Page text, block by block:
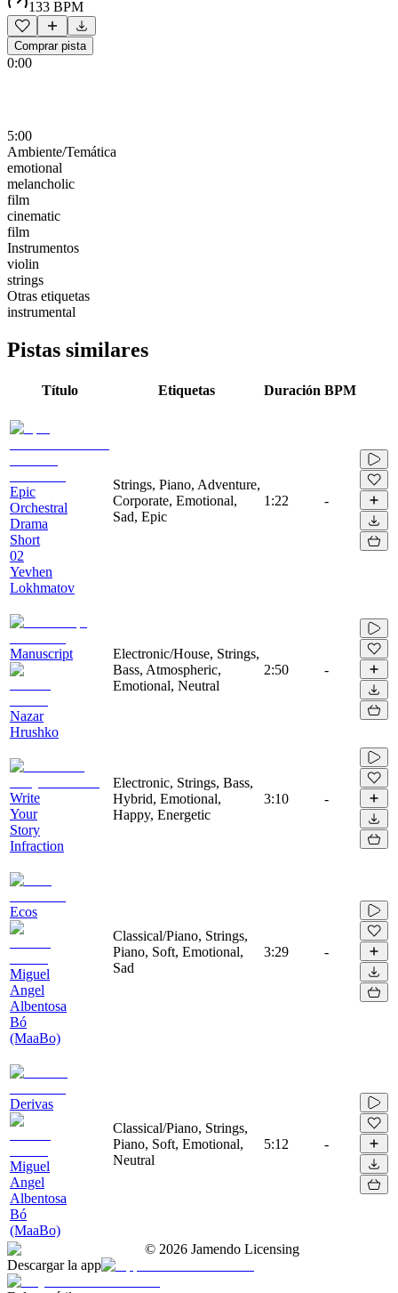
133 BPM
Comprar pista
0:00
5:00
Ambiente/Temática
emotional
melancholic
film
cinematic
film
Instrumentos
violin
strings
Otras etiquetas
instrumental
Pistas similares
Título Etiquetas Duración BPM
Epic
Orchestral
Drama
Short
02
Yevhen
Lokhmatov
Strings, Piano, Adventure,
Corporate, Emotional,
Sad, Epic
1:22 -
Manuscript
Nazar
Hrushko
Electronic/House, Strings,
Bass, Atmospheric,
Emotional, Neutral
2:50 -
Write
Your
Story
Infraction
Electronic, Strings, Bass,
Hybrid, Emotional,
Happy, Energetic
3:10 -
Ecos
Miguel
Angel
Albentosa
Bó
(MaaBo)
Classical/Piano, Strings,
Piano, Soft, Emotional,
Sad
3:29 -
Derivas
Miguel
Angel
Albentosa
Bó
(MaaBo)
Classical/Piano, Strings,
Piano, Soft, Emotional,
Neutral
5:12 -
© 2026 Jamendo Licensing
Descargar la app